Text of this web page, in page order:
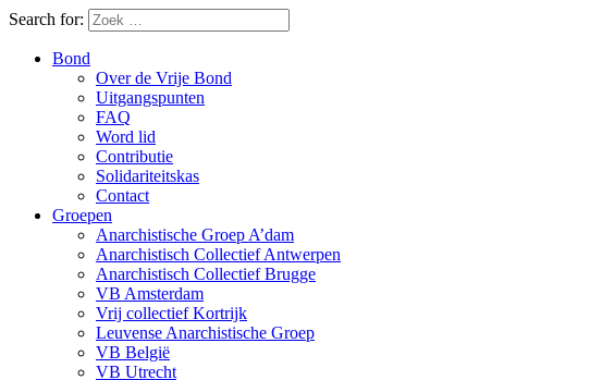
Search for:
Bond
Over de Vrije Bond
Uitgangspunten
FAQ
Word lid
Contributie
Solidariteitskas
Contact
Groepen
Anarchistische Groep A’dam
Anarchistisch Collectief Antwerpen
Anarchistisch Collectief Brugge
VB Amsterdam
Vrij collectief Kortrijk
Leuvense Anarchistische Groep
VB België
VB Utrecht